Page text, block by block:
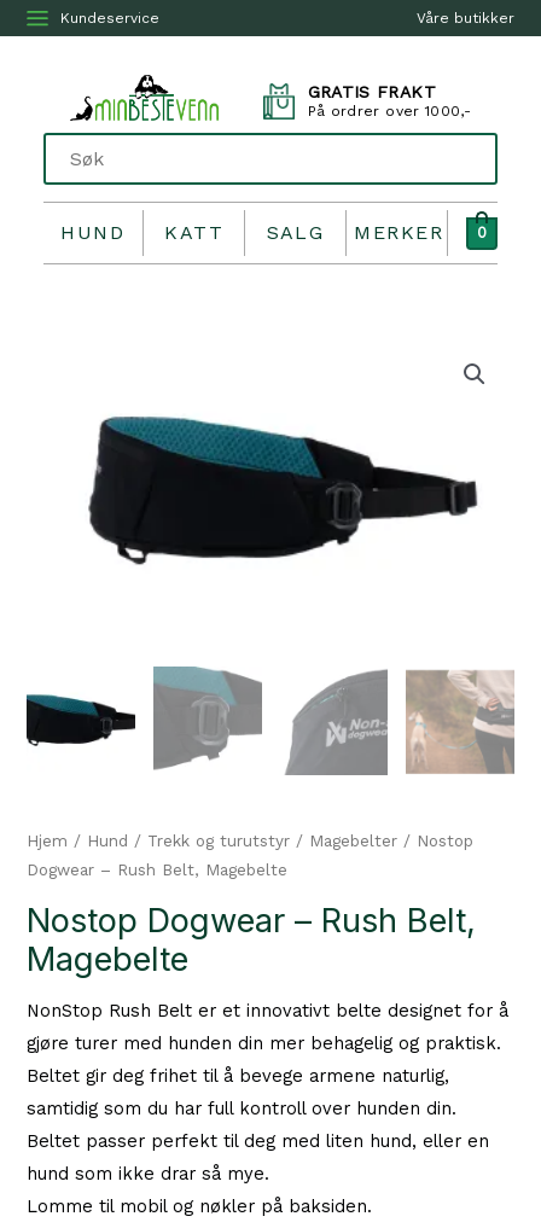
Våre butikker
Kundeservice
GRATIS FRAKT
På ordrer over 1000,-
HUND KATT SALG MERKER 0
Hjem / Hund / Trekk og turutstyr / Magebelter / Nostop
Dogwear – Rush Belt, Magebelte
Nostop Dogwear – Rush Belt,
Magebelte
NonStop Rush Belt er et innovativt belte designet for å
gjøre turer med hunden din mer behagelig og praktisk.
Beltet gir deg frihet til å bevege armene naturlig,
samtidig som du har full kontroll over hunden din.
Beltet passer perfekt til deg med liten hund, eller en
hund som ikke drar så mye.
Lomme til mobil og nøkler på baksiden.